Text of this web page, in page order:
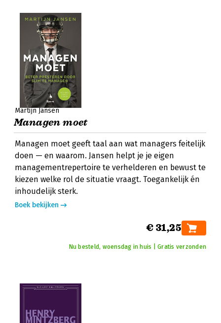
Martijn Jansen
Managen moet
Managen moet geeft taal aan wat managers feitelijk
doen — en waarom. Jansen helpt je je eigen
managementrepertoire te verhelderen en bewust te
kiezen welke rol de situatie vraagt. Toegankelijk én
inhoudelijk sterk.
Boek bekijken
€ 31,25
Nu besteld, woensdag in huis | Gratis verzonden